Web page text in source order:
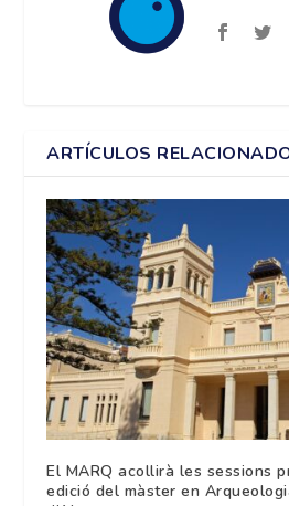
ARTÍCULOS
El MARQ acollirà les sessions
edició del màster en